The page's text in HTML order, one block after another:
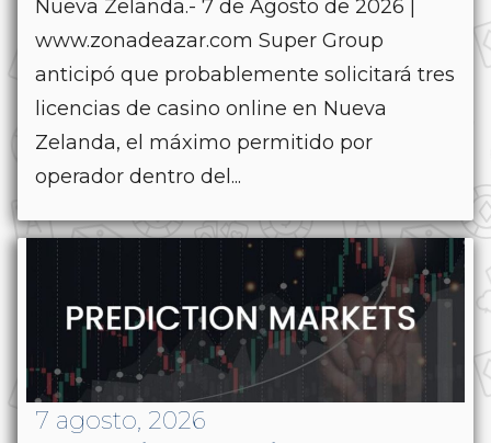
Nueva Zelanda.- 7 de Agosto de 2026 |
www.zonadeazar.com Super Group
anticipó que probablemente solicitará tres
licencias de casino online en Nueva
Zelanda, el máximo permitido por
operador dentro del...
7 agosto, 2026